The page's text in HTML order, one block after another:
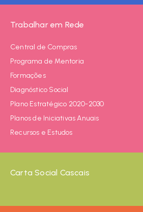
Trabalhar em Rede
Central de Compras
Programa de Mentoria
Formações
Diagnóstico Social
Plano Estratégico 2020-2030
Planos de Iniciativas Anuais
Recursos e Estudos
Carta Social Cascais